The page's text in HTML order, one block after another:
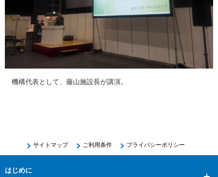
機構代表として、藤山施設長が講演。
サイトマップ ご利用条件 プライバシーポリシー
はじめに